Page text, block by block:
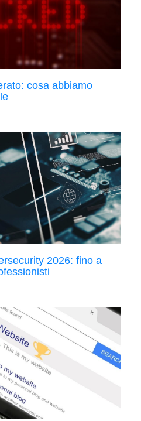
cosa abbiamo
2026: fino a